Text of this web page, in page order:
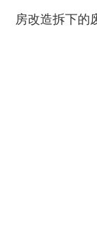
房改造拆下的